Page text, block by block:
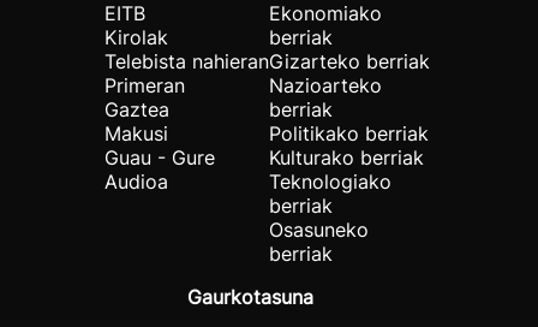
EITB
Kirolak
Telebista nahieran
Primeran
Gaztea
Makusi
Guau - Gure
Audioa
Ekonomiako
berriak
Gizarteko berriak
Nazioarteko
berriak
Politikako berriak
Kulturako berriak
Teknologiako
berriak
Osasuneko
berriak
Gaurkotasuna